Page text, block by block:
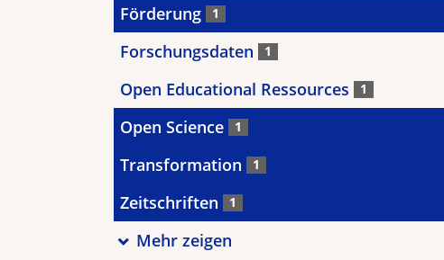
Förderung 1
Forschungsdaten 1
Open Educational Ressources 1
Open Science 1
Transformation 1
Zeitschriften 1
Mehr zeigen